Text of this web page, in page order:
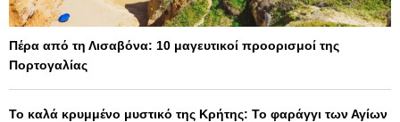
Πέρα από τη Λισαβόνα: 10 μαγευτικοί προορισμοί της
Πορτογαλίας
Το καλά κρυμμένο μυστικό της Κρήτης: Το φαράγγι των Αγίων